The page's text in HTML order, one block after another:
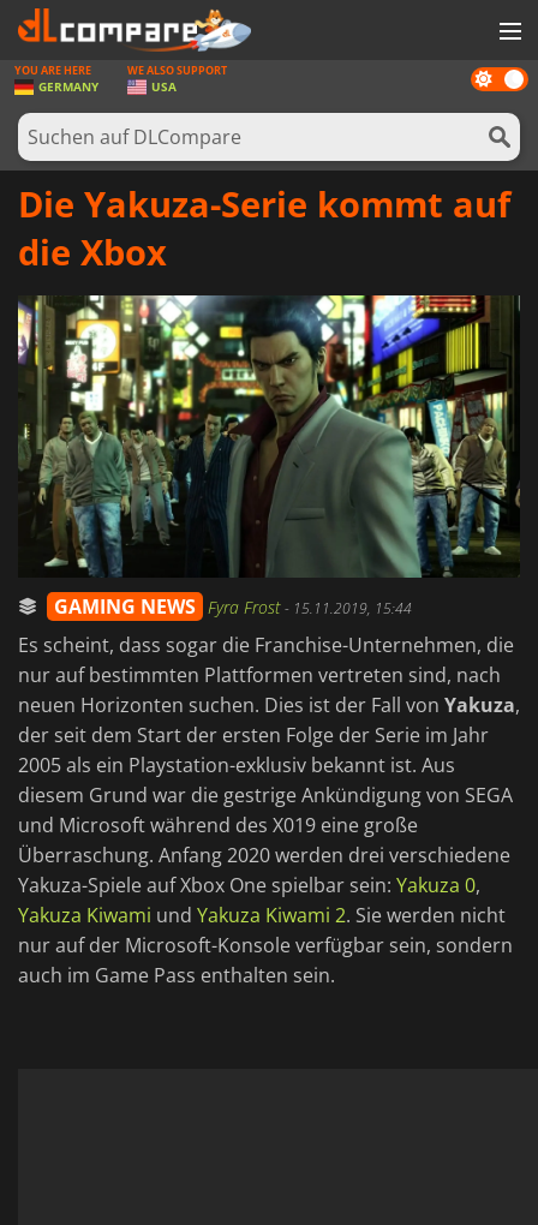
SPIELE
SPIEL KARTEN
SOFTWARE
NACHRICHTEN
ANMELDEN ODER REGISTRIEREN
Dark
mode
YOU ARE HERE
GERMANY
WE ALSO SUPPORT
USA
Die Yakuza-Serie kommt auf
die Xbox
GAMING NEWS Fyra Frost- 15.11.2019, 15:44
Es scheint, dass sogar die Franchise-Unternehmen, die
nur auf bestimmten Plattformen vertreten sind, nach
neuen Horizonten suchen. Dies ist der Fall von Yakuza,
der seit dem Start der ersten Folge der Serie im Jahr
2005 als ein Playstation-exklusiv bekannt ist. Aus
diesem Grund war die gestrige Ankündigung von SEGA
und Microsoft während des X019 eine große
Überraschung. Anfang 2020 werden drei verschiedene
Yakuza-Spiele auf Xbox One spielbar sein: Yakuza 0,
Yakuza Kiwami und Yakuza Kiwami 2. Sie werden nicht
nur auf der Microsoft-Konsole verfügbar sein, sondern
auch im Game Pass enthalten sein.